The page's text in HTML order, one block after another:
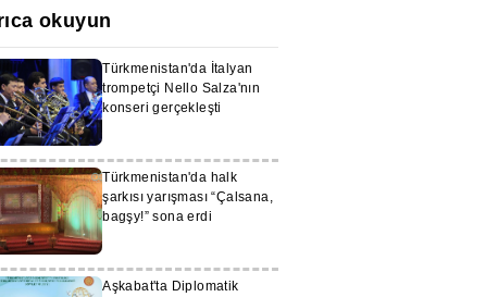
okuyun
Türkmenistan'da İtalyan
trompetçi Nello Salza'nın
konseri gerçekleşti
Türkmenistan'da halk
şarkısı yarışması “Çalsana,
bagşy!” sona erdi
Aşkabat'ta Diplomatik